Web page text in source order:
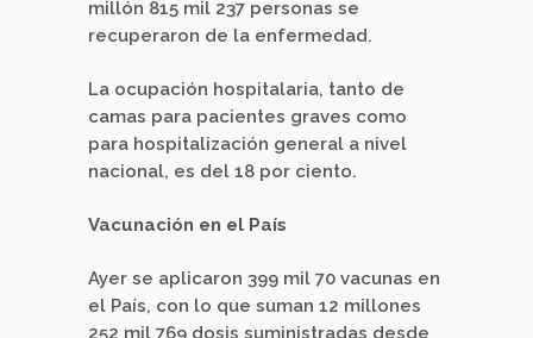
millón 815 mil 237 personas se
recuperaron de la enfermedad.
La ocupación hospitalaria, tanto de
camas para pacientes graves como
para hospitalización general a nivel
nacional, es del 18 por ciento.
Vacunación en el País
Ayer se aplicaron 399 mil 70 vacunas en
el País, con lo que suman 12 millones